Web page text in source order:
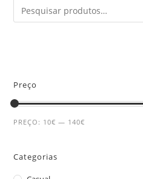
Preço
PREÇO: 10€ — 140€
Categorias